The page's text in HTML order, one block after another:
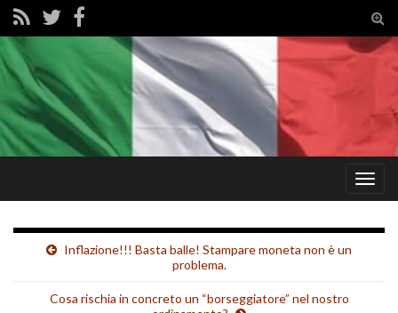
Inflazione!!! Basta balle! Stampare moneta non è un
problema.
Cosa rischia in concreto un “borseggiatore” nel nostro